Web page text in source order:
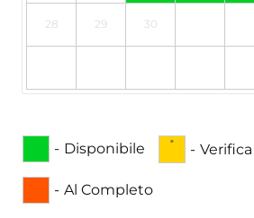
28 29 30
- Disponibile · -
- Al Completo